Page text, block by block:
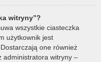
witryny”?
wszystkie ciasteczka
użytkownik jest
one również
administratora witryny –